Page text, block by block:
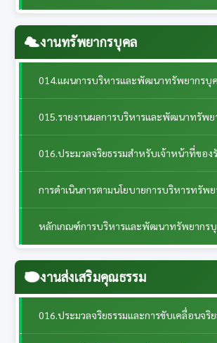
งานทรัพยากรบุคล
014.แผนการบริหารและพัฒนาทรัพยากรบุ
015.รายงานผลการบริหารและพัฒนาทรัพ
016.ประมวลจริยธรรมสำหรับเจ้าหน้าที่ของ
การดำเนินการตามนโยบายการบริหารทรัพ
หลักเกณฑ์การบริหารและพัฒนาทรัพยากร
งานส่งเสริมคุณธรรม
016.ประมวลจริยธรรมและการขับเคลื่อนจริย